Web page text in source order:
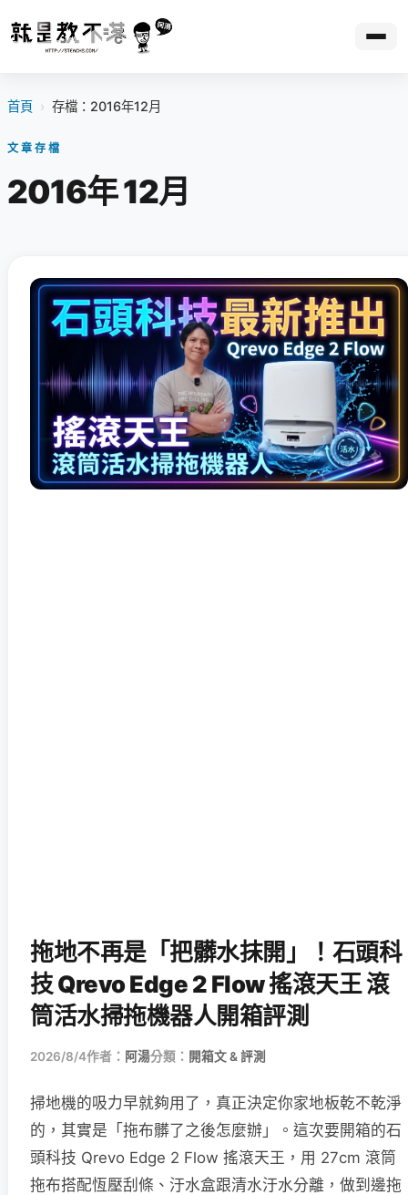
首頁 › 存檔：2016年12月
文章存檔
2016年 12月
拖地不再是「把髒水抹開」！石頭科
技 Qrevo Edge 2 Flow 搖滾天王 滾
筒活水掃拖機器人開箱評測
2026/8/4作者： 阿湯分類： 開箱文 & 評測
掃地機的吸力早就夠用了，真正決定你家地板乾不乾淨
的，其實是「拖布髒了之後怎麼辦」。這次要開箱的石
頭科技 Qrevo Edge 2 Flow 搖滾天王，用 27cm 滾筒
拖布搭配恆壓刮條、汙水盒跟清水汙水分離，做到邊拖